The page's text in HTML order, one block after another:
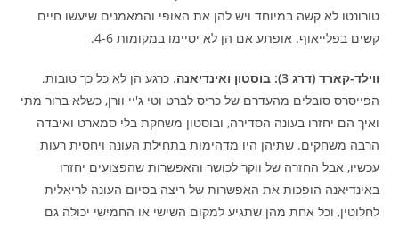
טורונטו לא קשה במיוחד ויש להן את האופי והמאמנים שיעשו חיים
קשים בפלייאוף. אופתע אם הן לא יסיימו במקומות 4-6.
ווילד-קארד (דרג 3): בוסטון ואינדיאנה
. כרגע הן לא כל כך טובות.
הפייסרס סובלים מהעדרם של כריס לברט וטי ג'יי וורן, כשלא ברור מתי
ואיך הם יחזרו בעונה הסדירה, ובוסטון משחקת בלי סמארט ואיבדה
הרבה משחקים. שתיהן היו מדהימות בתחילת העונה ויחסית רעות
עכשיו, אבל החזרה של ווקר לכושר והאפשרות שהפצועים יחזרו
באינדיאנה הופכות את האפשרות של ריצה בסיום העונה לריאלית
לחלוטין, וכל אחת מהן שתגיע למקום השישי או החמישי יכולה גם